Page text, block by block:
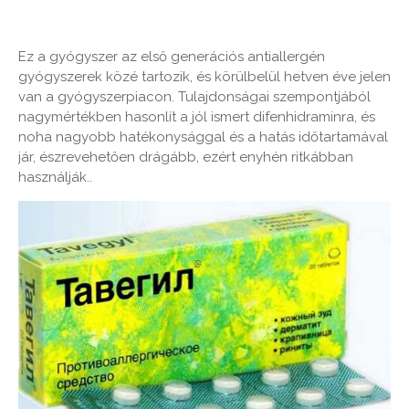
Ez a gyógyszer az első generációs antiallergén
gyógyszerek közé tartozik, és körülbelül hetven éve jelen
van a gyógyszerpiacon. Tulajdonságai szempontjából
nagymértékben hasonlít a jól ismert difenhidraminra, és
noha nagyobb hatékonysággal és a hatás időtartamával
jár, észrevehetően drágább, ezért enyhén ritkábban
használják..